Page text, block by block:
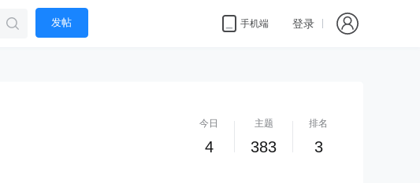
发帖 手机端 登录
今日
4
主题
383
排名
3